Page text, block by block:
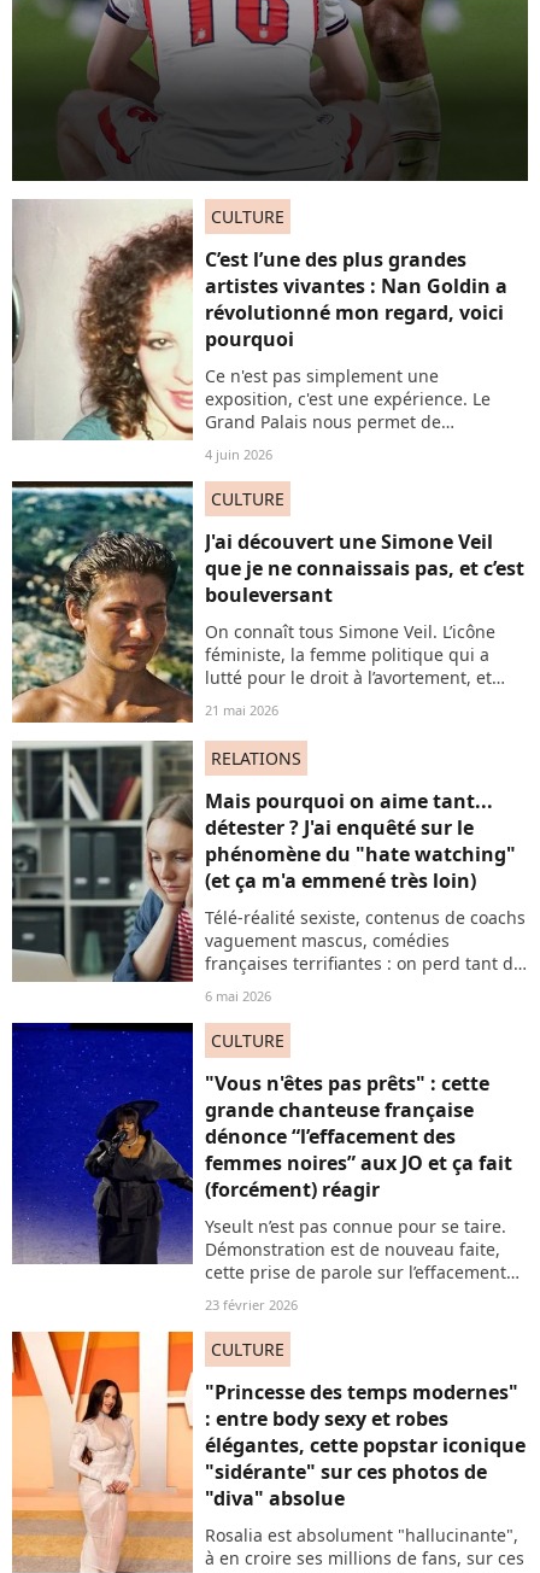
CULTURE
C’est l’une des plus grandes
artistes vivantes : Nan Goldin a
révolutionné mon regard, voici
pourquoi
Ce n'est pas simplement une
exposition, c'est une expérience. Le
Grand Palais nous permet de
(re)découvrir l'œuvre immense de Nan
Goldin, photographe légendaire mais
encore trop méconnue du grand
public. Se confronter à cet art, c'est
accepter d'être bouleversé.
4 juin 2026
CULTURE
J'ai découvert une Simone Veil
que je ne connaissais pas, et c’est
bouleversant
On connaît tous Simone Veil. L’icône
féministe, la femme politique qui a
lutté pour le droit à l’avortement, et
pour le devoir de mémoire - en tant
que rescapée des camps de la mort.
Mais il existe une autre Simone Veil :
rayonnante, solaire, libérée. Partons à
sa découverte, lors d'un événement qui
en dit long sur la représentation des
icônes féminines.
21 mai 2026
RELATIONS
Mais pourquoi on aime tant...
détester ? J'ai enquêté sur le
phénomène du "hate watching"
(et ça m'a emmené très loin)
Télé-réalité sexiste, contenus de coachs
vaguement mascus, comédies
françaises terrifiantes : on perd tant de
temps à consommer ce que l'on déteste
: on appelle cela du hate-watch ! Mais
pourquoi ? En fait, les raisons sont
autant psychologiques... Que
politiques. Oui oui.
6 mai 2026
CULTURE
"Vous n'êtes pas prêts" : cette
grande chanteuse française
dénonce “l’effacement des
femmes noires” aux JO et ça fait
(forcément) réagir
Yseult n’est pas connue pour se taire.
Démonstration est de nouveau faite,
cette prise de parole sur l’effacement
des femmes noires, qui ne risque pas
de plaire à tout le monde. Tant mieux.
23 février 2026
CULTURE
"Princesse des temps modernes"
: entre body sexy et robes
élégantes, cette popstar iconique
"sidérante" sur ces photos de
"diva" absolue
Rosalia est absolument "hallucinante",
à en croire ses millions de fans, sur ces